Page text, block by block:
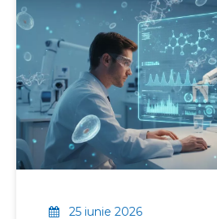
25 iunie 2026